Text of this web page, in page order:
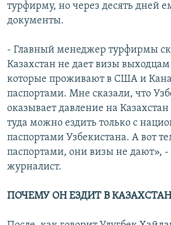
турфирму, но через десять дней
документы.
- Главный менеджер турфирмы
Казахстан не дает визы
которые проживают в США и
паспортами. Мне сказали, что
оказывает давление на
туда можно ездить только с
паспортами Узбекистана. А вот
паспортами, они визы не дают», -
журналист.
ПОЧЕМУ ОН ЕЗДИТ В